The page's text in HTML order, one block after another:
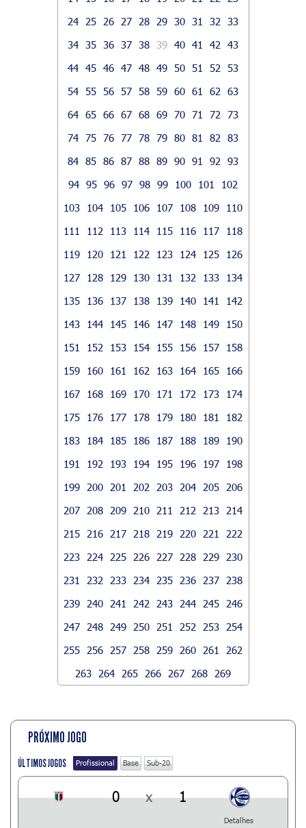
24
25 26 27 28 29 30 31 32
33
34 35 36 37 38 39 40 41 42
43
44 45 46 47 48 49 50 51 52
53
54 55 56 57 58 59 60 61 62
63
64 65 66 67 68 69 70 71 72
73
74 75 76 77 78 79 80 81 82
83
84 85 86 87 88 89 90 91 92
93
94 95 96 97 98 99 100 101
102
103
104 105 106 107 108 109
110
111
112 113 114 115 116 117
118
119
120 121 122 123 124 125
126
127
128 129 130 131 132 133
134
135
136 137 138 139 140 141
142
143
144 145 146 147 148 149
150
151
152 153 154 155 156 157
158
159
160 161 162 163 164 165
166
167
168 169 170 171 172 173
174
175
176 177 178 179 180 181
182
183
184 185 186 187 188 189
190
191
192 193 194 195 196 197
198
199
200 201 202 203 204 205
206
207
208 209 210 211 212 213
214
215
216 217 218 219 220 221
222
223
224 225 226 227 228 229
230
231
232 233 234 235 236 237
238
239
240 241 242 243 244 245
246
247
248 249 250 251 252 253
254
255
256 257 258 259 260 261
262
263
264 265 266 267 268 269
PRÓXIMO JOGO
ÚLTIMOS JOGOS Profissional Base Sub-20
0 x 1
Detalhes